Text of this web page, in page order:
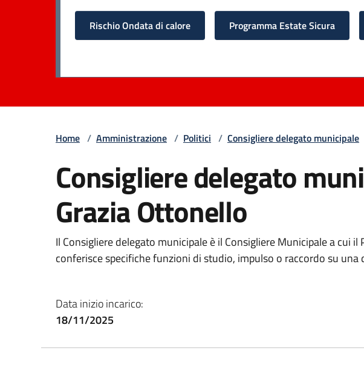
Rischio Ondata di calore Programma Estate Sicura
Home / Amministrazione / Politici / Consigliere delegato municipale
Consigliere delegato
Grazia Ottonello
Il Consigliere delegato municipale è il Consigliere Municipale a cui
conferisce specifiche funzioni di studio, impulso o raccordo su una
Data inizio incarico:
18/11/2025